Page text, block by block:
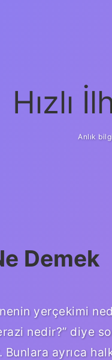
Hızlı
Anlık
Demek
yerçekimi
nedir?” diye
ayrıca